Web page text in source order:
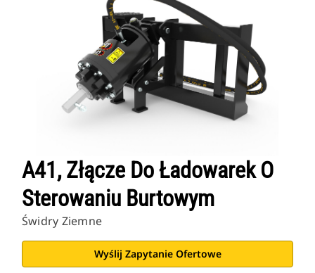
A41, Złącze Do Ładowarek O
Sterowaniu Burtowym
Świdry Ziemne
Wyślij Zapytanie Ofertowe